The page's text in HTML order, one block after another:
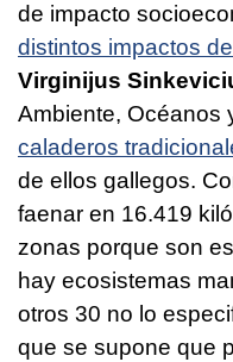
de impacto
distintos impactos
Virginijus
Ambiente, Océanos
caladeros
de ellos gallegos.
faenar en 16.419
zonas porque son
hay ecosistemas
otros 30 no lo
que se supone que